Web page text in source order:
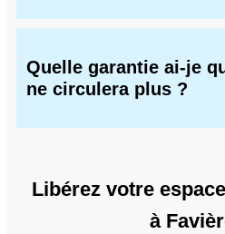
Quelle garantie ai-je
ne circulera plus ?
Libérez votre
à